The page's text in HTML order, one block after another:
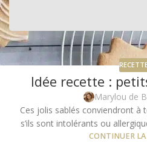
Idée recette :
Marylou de
Ces jolis sablés conviendront à
s’ils sont intolérants ou
CONTINUER LA